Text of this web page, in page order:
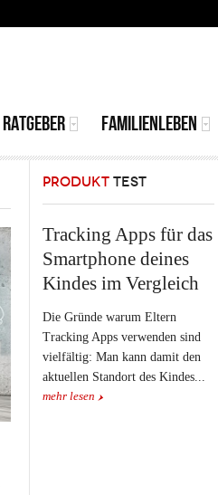
RATGEBER FAMILIENLEBEN
PRODUKT TEST
Tracking Apps für das
Smartphone deines
Kindes im Vergleich
Die Gründe warum Eltern
Tracking Apps verwenden sind
vielfältig: Man kann damit den
aktuellen Standort des Kindes...
mehr lesen